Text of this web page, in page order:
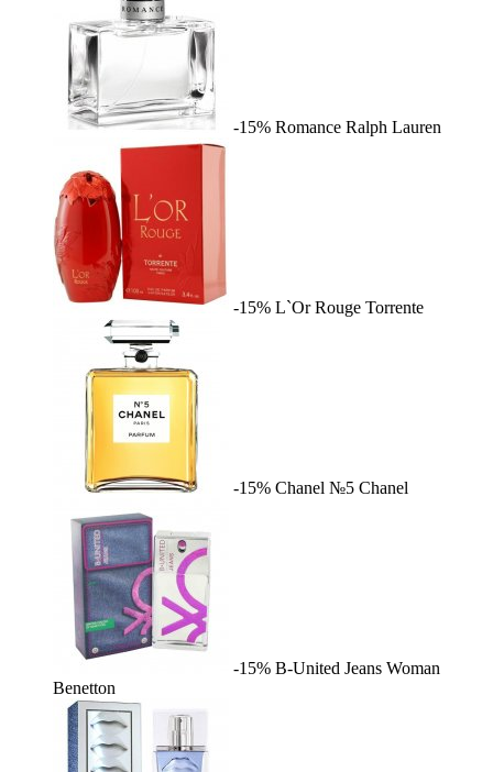
-15% Romance Ralph Lauren
-15% L`Or Rouge Torrente
-15% Chanel №5 Chanel
-15% B-United Jeans Woman
Benetton